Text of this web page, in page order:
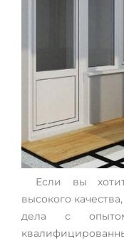
Если вы
высокого
дела с